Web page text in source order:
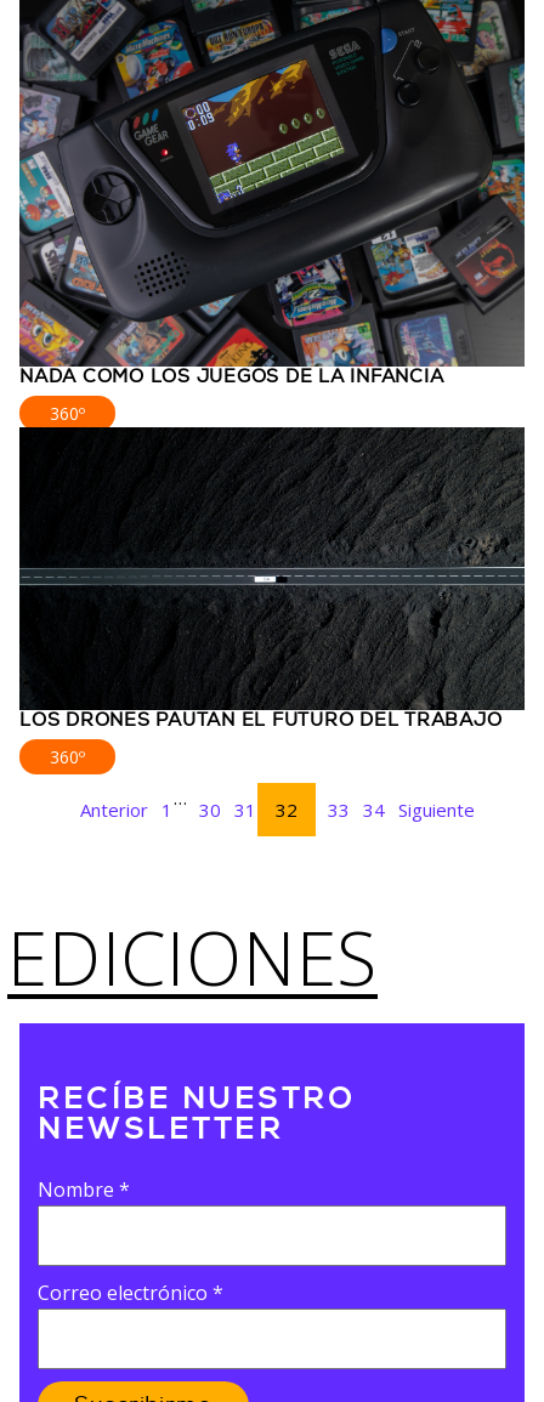
NADA COMO LOS JUEGOS DE LA INFANCIA
360º
LOS DRONES PAUTAN EL FUTURO DEL TRABAJO
360º
Anterior 1 … 30 31 32 33 34 Siguiente
EDICIONES
RECÍBE NUESTRO
NEWSLETTER
Nombre *
Correo electrónico *